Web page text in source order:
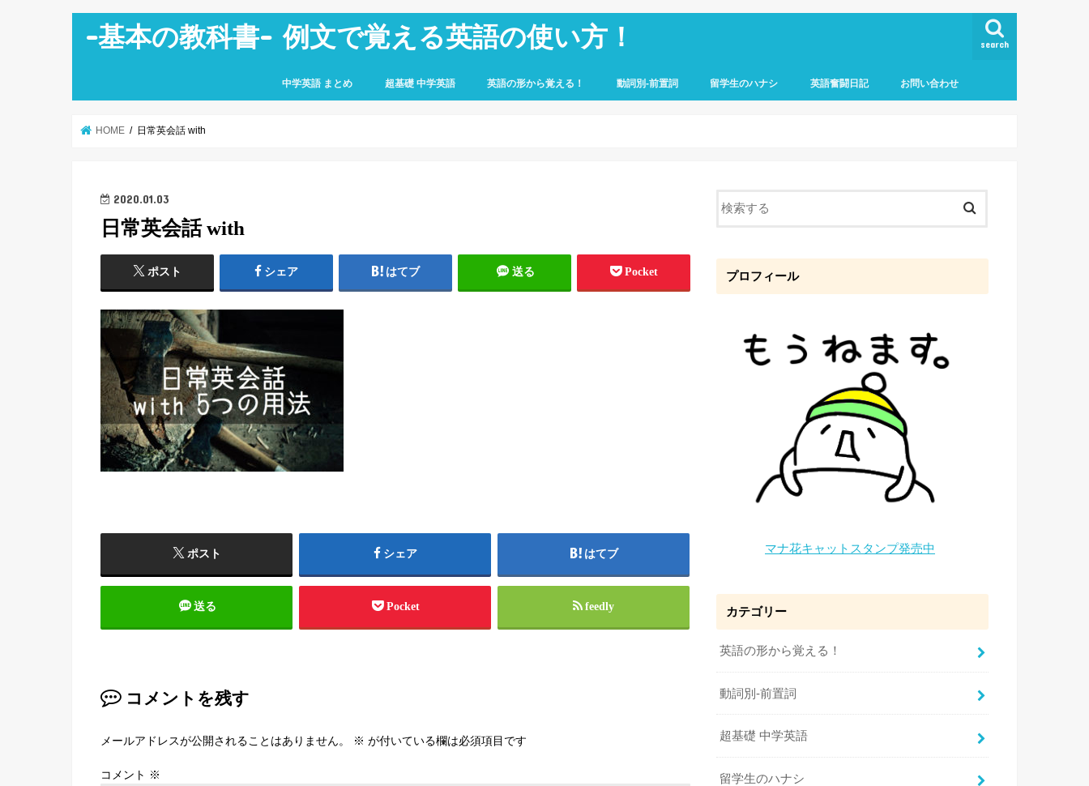
-基本の教科書- 例文で覚える英語の使い方！ search
中学英語 まとめ 超基礎 中学英語 英語の形から覚える！ 動詞別-前置詞 留学生のハナシ 英語奮闘日記 お問い合わせ
HOME 日常英会話 with
2020.01.03
日常英会話 with
ポスト シェア はてブ 送る Pocket
ポスト シェア はてブ
送る Pocket feedly
コメントを残す
メールアドレスが公開されることはありません。 ※ が付いている欄は必須項目です
コメント ※
プロフィール
マナ花キャットスタンプ発売中
カテゴリー
英語の形から覚える！
動詞別-前置詞
超基礎 中学英語
留学生のハナシ